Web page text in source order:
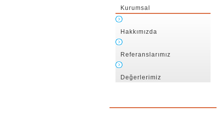
Kurumsal
Hakkımızda
Referanslarımız
Değerlerimiz